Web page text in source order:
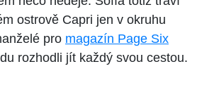
ostrově Capri jen v okruhu
pro magazín Page Six
rozhodli jít každý svou cestou.